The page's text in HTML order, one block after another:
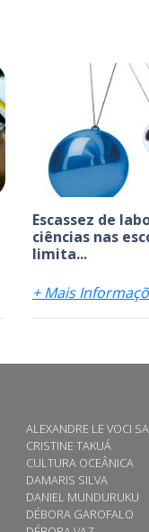
Escassez de
ciências nas
limita...
+ Mais
ALEXANDRE LE VOCI
CRISTINE TAKUÁ
CULTURA OCEÂNICA
DAMARIS SILVA
DANIEL MUNDURUKU
DÉBORA GAROFALO